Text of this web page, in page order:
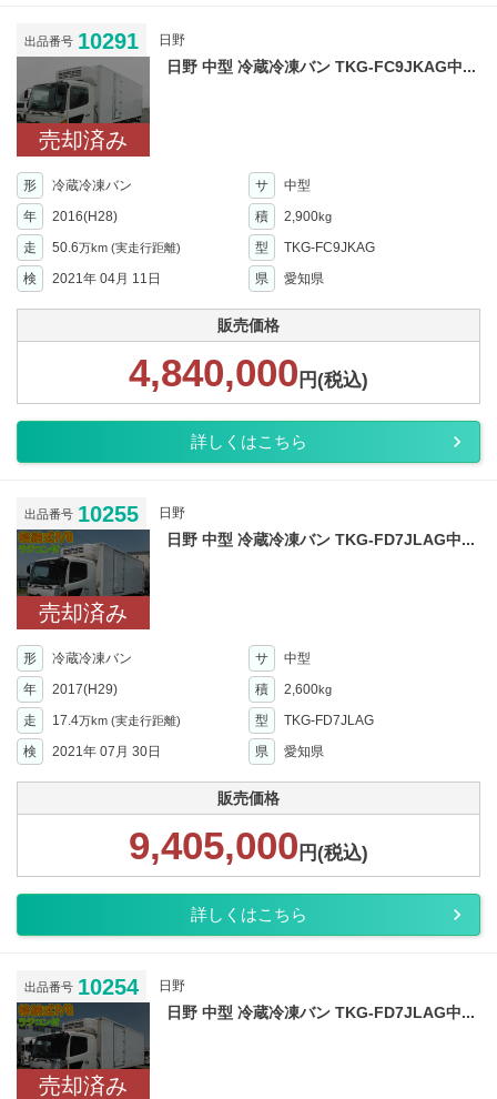
出品番号 10291 日野
売却済み
日野 中型 冷蔵冷凍バン TKG-FC9JKAG中...
形 冷蔵冷凍バン サ
中型
年
2016(H28) 積 2,900kg
走 50.6万km (実走行距離) 型
TKG-FC9JKAG
検
2021年 04月 11日 県 愛知県
販売価格
4,840,000 円(税込)
詳しくはこちら
出品番号 10255 日野
売却済み
日野 中型 冷蔵冷凍バン TKG-FD7JLAG中...
形 冷蔵冷凍バン サ
中型
年
2017(H29) 積 2,600kg
走 17.4万km (実走行距離) 型
TKG-FD7JLAG
検
2021年 07月 30日 県 愛知県
販売価格
9,405,000 円(税込)
詳しくはこちら
出品番号 10254 日野
売却済み
日野 中型 冷蔵冷凍バン TKG-FD7JLAG中...